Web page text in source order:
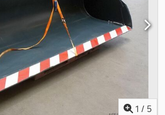
1 / 5